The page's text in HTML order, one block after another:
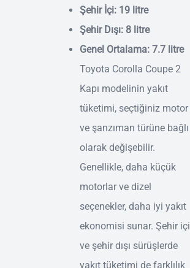
Şehir İçi: 19 litre
Şehir Dışı: 8 litre
Genel Ortalama: 7.7 litre
Toyota Corolla Coupe 2
Kapı modelinin yakıt
tüketimi, seçtiğiniz motor
ve şanzıman türüne bağlı
olarak değişebilir.
Genellikle, daha küçük
motorlar ve dizel
seçenekler, daha iyi yakıt
ekonomisi sunar. Şehir içi
ve şehir dışı sürüşlerde
yakıt tüketimi de farklılık